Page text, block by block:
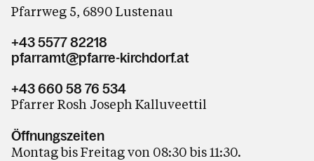
Pfarrweg 5, 6890 Lustenau
+43 5577 82218
pfarramt@pfarre-kirchdorf.at
+43 660 58 76 534
Pfarrer Rosh Joseph Kalluveettil
Öffnungszeiten
Montag bis Freitag von 08:30 bis 11:30.